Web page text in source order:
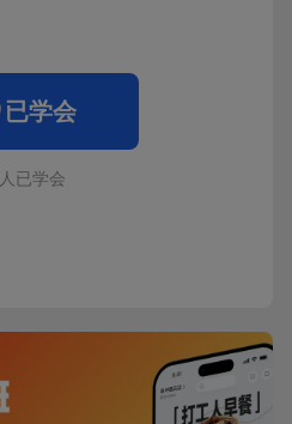
已学会
已学会